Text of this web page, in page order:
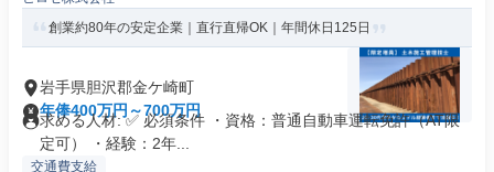
創業約80年の安定企業｜直行直帰OK｜年間休日125日
岩手県胆沢郡金ケ崎町
年俸400万円～700万円
求める人材: ✅ 必須条件 ・資格：普通自動車運転免許（AT限
定可） ・経験：2年...
交通費支給